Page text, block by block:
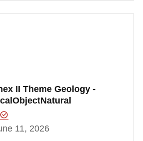
II Theme Geology -
11, 2026